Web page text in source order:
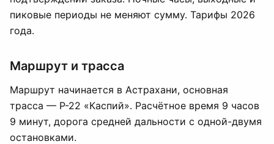
пиковые периоды не меняют сумму. Тарифы 2026
года.
Маршрут и трасса
Маршрут начинается в Астрахани, основная
трасса — Р-22 «Каспий». Расчётное время 9 часов
9 минут, дорога средней дальности с одной-двумя
остановками.